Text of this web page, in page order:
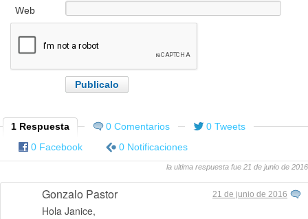
Web
1 Respuesta 0 Comentarios
0 Tweets
0 Facebook
0 Notificaciones
la ultima respuesta fue 21 de junio de 2016
Gonzalo Pastor 21 de junio de 2016
Hola Janice,